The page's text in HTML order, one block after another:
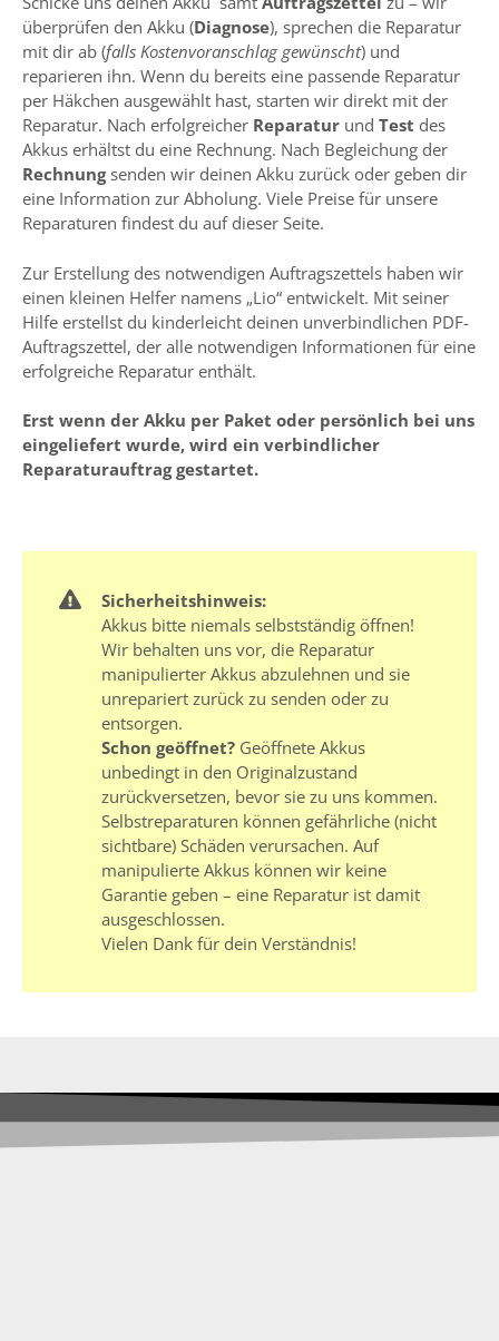
überprüfen den Akku (Diagnose), sprechen die Reparatur
mit dir ab (falls Kostenvoranschlag gewünscht) und
reparieren ihn. Wenn du bereits eine passende Reparatur
per Häkchen ausgewählt hast, starten wir direkt mit der
Reparatur. Nach erfolgreicher Reparatur und Test des
Akkus erhältst du eine Rechnung. Nach Begleichung der
Rechnungsenden wir deinen Akku zurück oder geben dir
eine Information zur Abholung. Viele Preise für unsere
Reparaturen findest du auf dieser Seite.
Zur Erstellung des notwendigen Auftragszettels haben wir
einen kleinen Helfer namens „Lio“ entwickelt. Mit seiner
Hilfe erstellst du kinderleicht deinen unverbindlichen PDF-
Auftragszettel, der alle notwendigen Informationen für eine
erfolgreiche Reparatur enthält.
Erst wenn der Akku per Paket oder persönlich bei uns
eingeliefert wurde, wird ein verbindlicher
Reparaturauftrag gestartet.
Sicherheitshinweis:
Akkus bitte niemals selbstständig öffnen!
Wir behalten uns vor, die Reparatur
manipulierter Akkus abzulehnen und sie
unrepariert zurück zu senden oder zu
entsorgen.
Schon geöffnet? Geöffnete Akkus
unbedingt in den Originalzustand
zurückversetzen, bevor sie zu uns kommen.
Selbstreparaturen können gefährliche (nicht
sichtbare) Schäden verursachen. Auf
manipulierte Akkus können wir keine
Garantie geben – eine Reparatur ist damit
ausgeschlossen.
Vielen Dank für dein Verständnis!